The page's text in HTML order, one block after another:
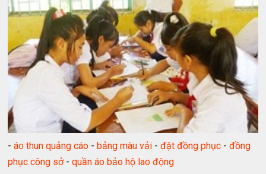
-áo thun quảng cáo - bảng màu vải -đặt đồng phục -đồng
phục công sở-quần áo bảo hộ lao động